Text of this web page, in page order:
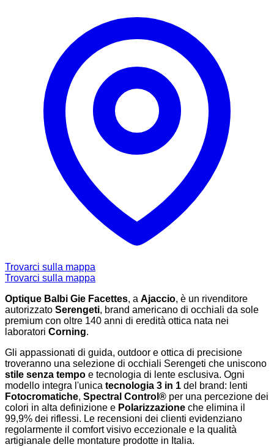
Trovarci sulla mappa
Trovarci sulla mappa
Optique Balbi Gie Facettes, a Ajaccio, è un rivenditore
autorizzato Serengeti, brand americano di occhiali da sole
premium con oltre 140 anni di eredità ottica nata nei
laboratori Corning.
Gli appassionati di guida, outdoor e ottica di precisione
troveranno una selezione di occhiali Serengeti che uniscono
stile senza tempo e tecnologia di lente esclusiva. Ogni
modello integra l'unica tecnologia 3 in 1 del brand: lenti
Fotocromatiche, Spectral Control® per una percezione dei
colori in alta definizione e Polarizzazione che elimina il
99,9% dei riflessi. Le recensioni dei clienti evidenziano
regolarmente il comfort visivo eccezionale e la qualità
artigianale delle montature prodotte in Italia.